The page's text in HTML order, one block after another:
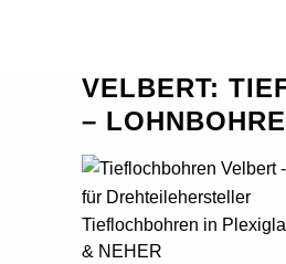
VELBERT:
–
Tieflochbohren in
& NEHER